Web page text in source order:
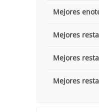
Mejores
Mejores
Mejores
Mejores